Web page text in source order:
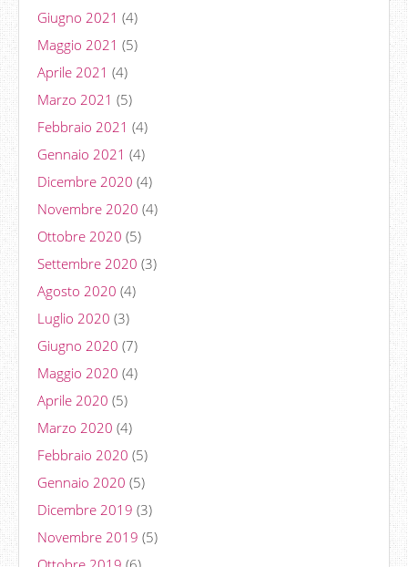
Giugno 2021 (4)
Maggio 2021 (5)
Aprile 2021 (4)
Marzo 2021 (5)
Febbraio 2021 (4)
Gennaio 2021 (4)
Dicembre 2020 (4)
Novembre 2020 (4)
Ottobre 2020 (5)
Settembre 2020 (3)
Agosto 2020 (4)
Luglio 2020 (3)
Giugno 2020 (7)
Maggio 2020 (4)
Aprile 2020 (5)
Marzo 2020 (4)
Febbraio 2020 (5)
Gennaio 2020 (5)
Dicembre 2019 (3)
Novembre 2019 (5)